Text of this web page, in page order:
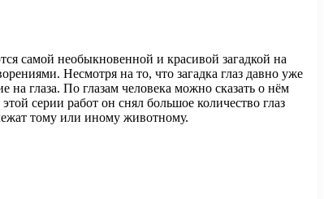
самой необыкновенной и красивой загадкой на
Несмотря на то, что загадка глаз давно уже
глаза. По глазам человека можно сказать о нём
серии работ он снял большое количество глаз
тому или иному животному.